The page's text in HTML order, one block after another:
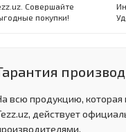
Совершайте
покупки!
всю продукцию,
действует